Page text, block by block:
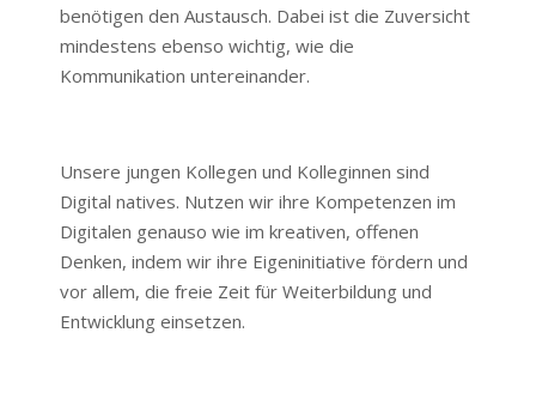
benötigen den Austausch. Dabei ist die Zuversicht
mindestens ebenso wichtig, wie die
Kommunikation untereinander.
Unsere jungen Kollegen und Kolleginnen sind
Digital natives. Nutzen wir ihre Kompetenzen im
Digitalen genauso wie im kreativen, offenen
Denken, indem wir ihre Eigeninitiative fördern und
vor allem, die freie Zeit für Weiterbildung und
Entwicklung einsetzen.